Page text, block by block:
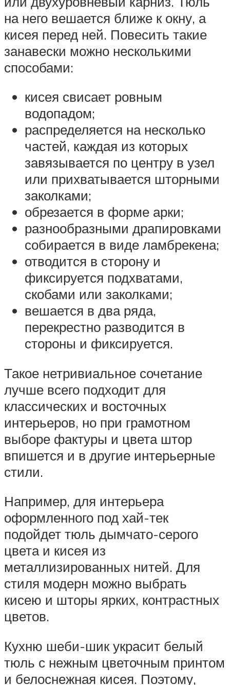
на него вешается ближе к окну, а
кисея перед ней. Повесить такие
занавески можно несколькими
способами:
кисея свисает ровным
водопадом;
распределяется на несколько
частей, каждая из которых
завязывается по центру в узел
или прихватывается шторными
заколками;
обрезается в форме арки;
разнообразными драпировками
собирается в виде ламбрекена;
отводится в сторону и
фиксируется подхватами,
скобами или заколками;
вешается в два ряда,
перекрестно разводится в
стороны и фиксируется.
Такое нетривиальное сочетание
лучше всего подходит для
классических и восточных
интерьеров, но при грамотном
выборе фактуры и цвета штор
впишется и в другие интерьерные
стили.
Например, для интерьера
оформленного под хай-тек
подойдет тюль дымчато-серого
цвета и кисея из
металлизированных нитей. Для
стиля модерн можно выбрать
кисею и шторы ярких, контрастных
цветов.
Кухню шеби-шик украсит белый
тюль с нежным цветочным принтом
и белоснежная кисея. Поэтому,